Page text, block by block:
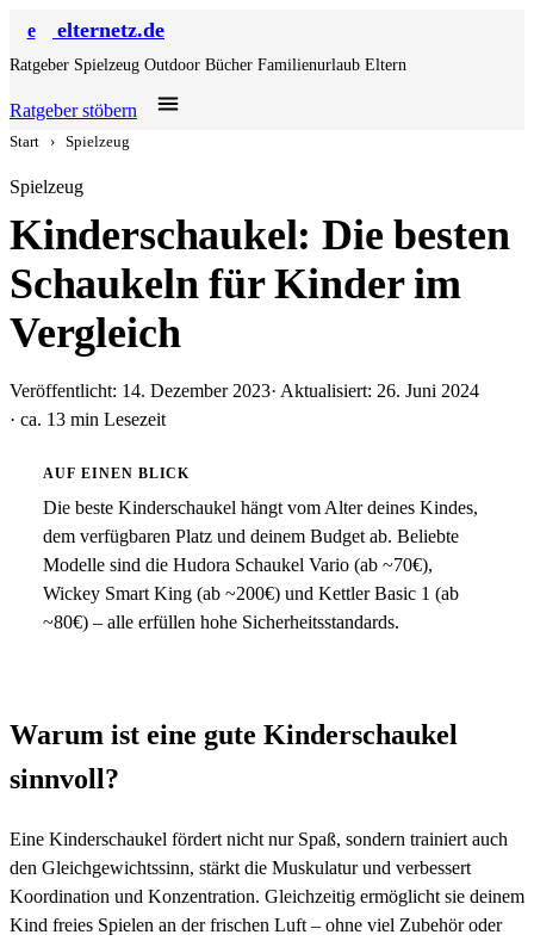
e elternetz.de
Ratgeber Spielzeug Outdoor Bücher Familienurlaub Eltern
Ratgeber stöbern
Start › Spielzeug
Spielzeug
Kinderschaukel: Die besten
Schaukeln für Kinder im
Vergleich
Veröffentlicht: 14. Dezember 2023· Aktualisiert: 26. Juni 2024
· ca. 13 min Lesezeit
AUF EINEN BLICK
Die beste Kinderschaukel hängt vom Alter deines Kindes,
dem verfügbaren Platz und deinem Budget ab. Beliebte
Modelle sind die Hudora Schaukel Vario (ab ~70€),
Wickey Smart King (ab ~200€) und Kettler Basic 1 (ab
~80€) – alle erfüllen hohe Sicherheitsstandards.
Warum ist eine gute Kinderschaukel
sinnvoll?
Eine Kinderschaukel fördert nicht nur Spaß, sondern trainiert auch
den Gleichgewichtssinn, stärkt die Muskulatur und verbessert
Koordination und Konzentration. Gleichzeitig ermöglicht sie deinem
Kind freies Spielen an der frischen Luft – ohne viel Zubehör oder